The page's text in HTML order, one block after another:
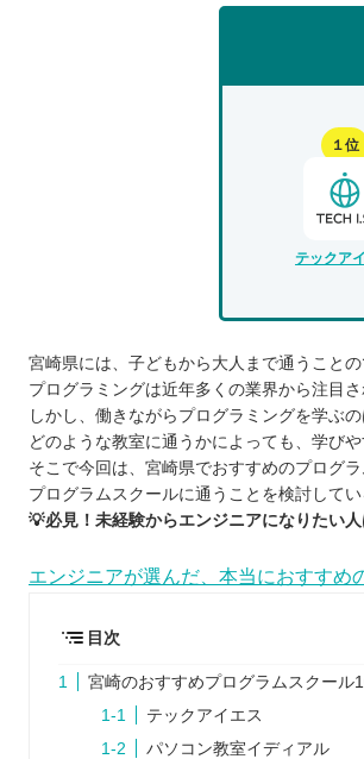
１位
テックア
宮崎県には、子どもから大人まで通うこと
プログラミングは近年多くの業界から注目
しかし、働きながらプログラミングを学ぶ
どのような教室に通うかによっても、学びや
そこで今回は、宮崎県でおすすめのプログ
プログラムスクールに通うことを検討して
💡必見！未経験からエンジニアになりたい
エンジニアが選んだ、本当におすすめ
目次
宮崎のおすすめプログラムスクール
テックアイエス
パソコン教室イディアル